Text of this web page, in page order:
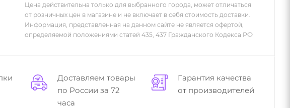
Цена действительна только для выбранного города, может отличаться
от розничных цен в магазине и не включает в себя стоимость доставки.
Информация, представленная на данном сайте не является офертой,
определяемой положениями статей 435, 437 Гражданского Кодекса РФ
Доставляем товары
по России за 72
часа
Гарантия качества
от производителей